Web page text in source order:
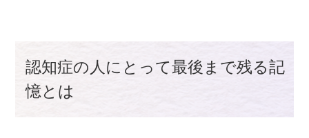
認知症の人にとって最後まで残る記
憶とは